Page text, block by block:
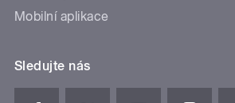
Mobilní aplikace
Sledujte nás